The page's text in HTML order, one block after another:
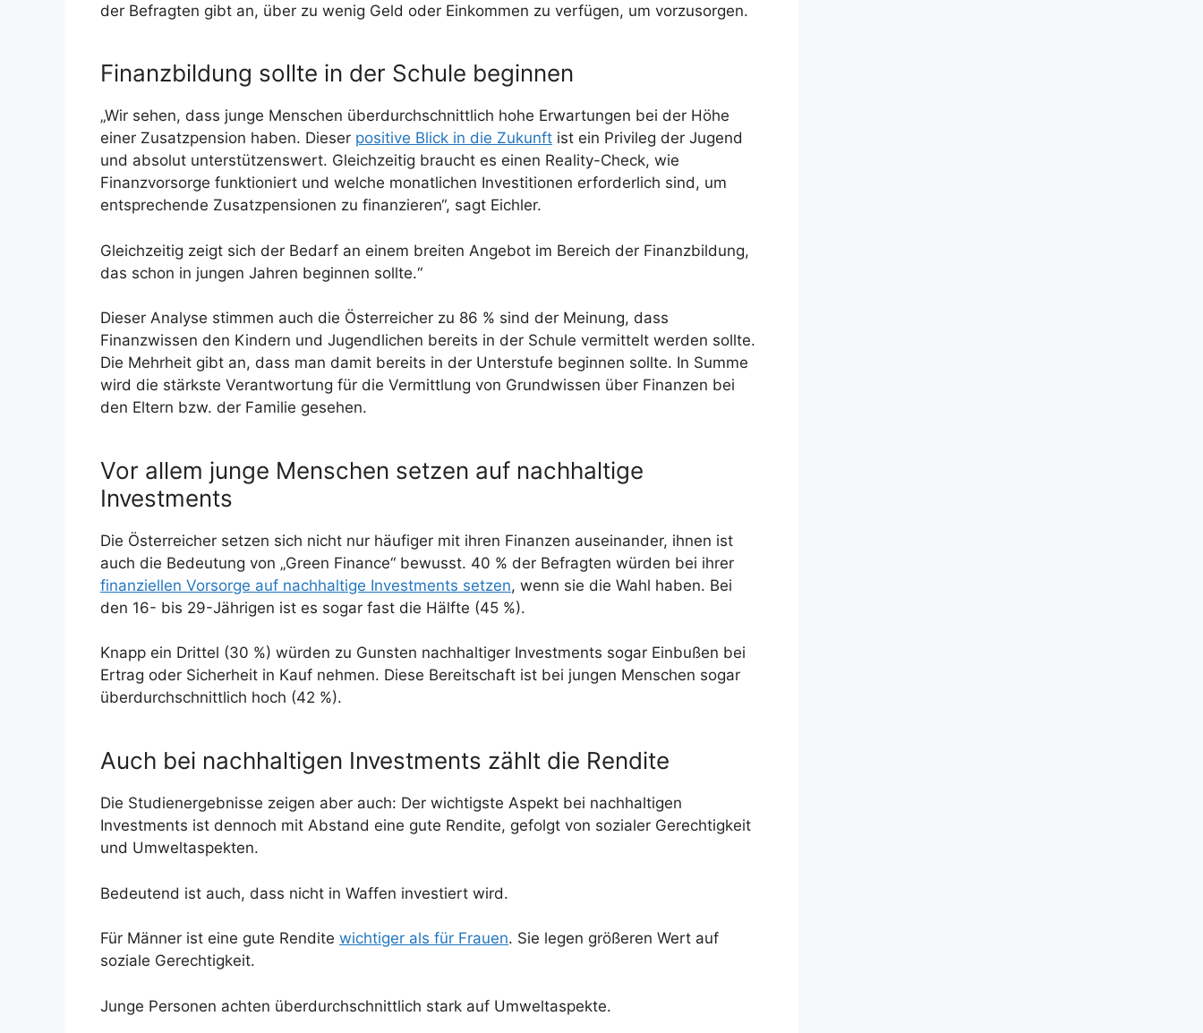
der Befragten gibt an, über zu wenig Geld oder Einkommen zu verfügen, um vorzusorgen.
Finanzbildung sollte in der Schule beginnen
„Wir sehen, dass junge Menschen überdurchschnittlich hohe Erwartungen bei der Höhe
einer Zusatzpension haben. Dieser positive Blick in die Zukunft ist ein Privileg der Jugend
und absolut unterstützenswert. Gleichzeitig braucht es einen Reality-Check, wie
Finanzvorsorge funktioniert und welche monatlichen Investitionen erforderlich sind, um
entsprechende Zusatzpensionen zu finanzieren“, sagt Eichler.
Gleichzeitig zeigt sich der Bedarf an einem breiten Angebot im Bereich der Finanzbildung,
das schon in jungen Jahren beginnen sollte.“
Dieser Analyse stimmen auch die Österreicher zu 86 % sind der Meinung, dass
Finanzwissen den Kindern und Jugendlichen bereits in der Schule vermittelt werden sollte.
Die Mehrheit gibt an, dass man damit bereits in der Unterstufe beginnen sollte. In Summe
wird die stärkste Verantwortung für die Vermittlung von Grundwissen über Finanzen bei
den Eltern bzw. der Familie gesehen.
Vor allem junge Menschen setzen auf nachhaltige
Investments
Die Österreicher setzen sich nicht nur häufiger mit ihren Finanzen auseinander, ihnen ist
auch die Bedeutung von „Green Finance“ bewusst. 40 % der Befragten würden bei ihrer
finanziellen Vorsorge auf nachhaltige Investments setzen, wenn sie die Wahl haben. Bei
den 16- bis 29-Jährigen ist es sogar fast die Hälfte (45 %).
Knapp ein Drittel (30 %) würden zu Gunsten nachhaltiger Investments sogar Einbußen bei
Ertrag oder Sicherheit in Kauf nehmen. Diese Bereitschaft ist bei jungen Menschen sogar
überdurchschnittlich hoch (42 %).
Auch bei nachhaltigen Investments zählt die Rendite
Die Studienergebnisse zeigen aber auch: Der wichtigste Aspekt bei nachhaltigen
Investments ist dennoch mit Abstand eine gute Rendite, gefolgt von sozialer Gerechtigkeit
und Umweltaspekten.
Bedeutend ist auch, dass nicht in Waffen investiert wird.
Für Männer ist eine gute Rendite wichtiger als für Frauen. Sie legen größeren Wert auf
soziale Gerechtigkeit.
Junge Personen achten überdurchschnittlich stark auf Umweltaspekte.